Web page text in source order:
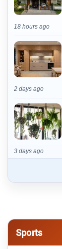
18 hours ago
2 days ago
3 days ago
Sports